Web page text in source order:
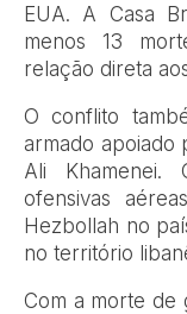
EUA. A Casa
menos 13
relação direta
O conflito
armado
Ali Khamenei.
ofensivas
Hezbollah no
no território
Com a morte de